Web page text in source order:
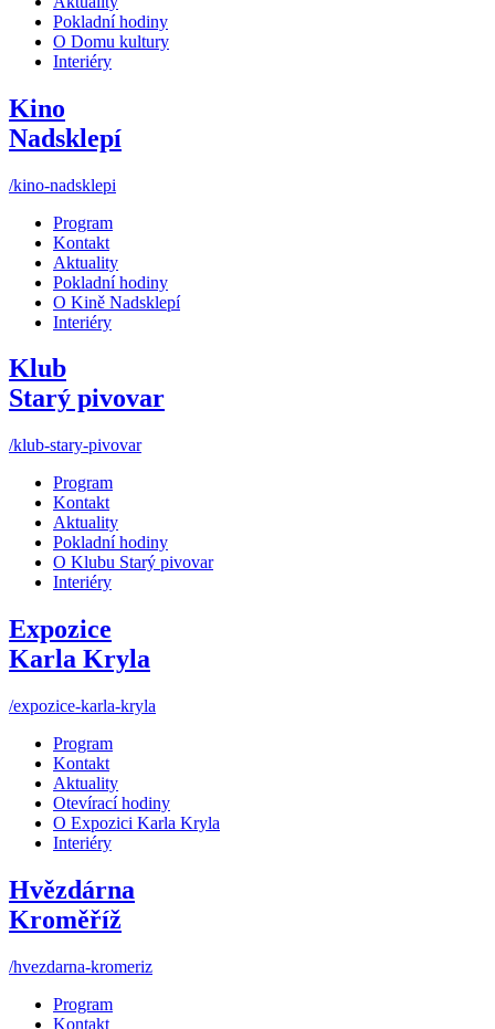
Pokladní hodiny
O Domu kultury
Interiéry
Kino
Nadsklepí
/kino-nadsklepi
Program
Kontakt
Aktuality
Pokladní hodiny
O Kině Nadsklepí
Interiéry
Klub
Starý pivovar
/klub-stary-pivovar
Program
Kontakt
Aktuality
Pokladní hodiny
O Klubu Starý pivovar
Interiéry
Expozice
Karla Kryla
/expozice-karla-kryla
Program
Kontakt
Aktuality
Otevírací hodiny
O Expozici Karla Kryla
Interiéry
Hvězdárna
Kroměříž
/hvezdarna-kromeriz
Program
Kontakt